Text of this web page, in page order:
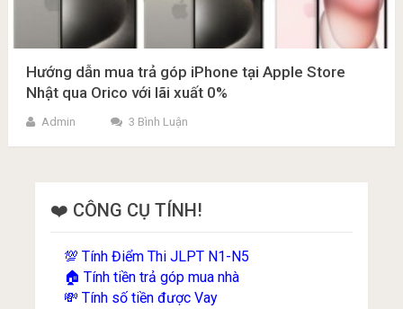
Hướng dẫn mua trả góp iPhone tại Apple Store
Nhật qua Orico với lãi xuất 0%
Admin 3 Bình Luận
❤️ CÔNG CỤ TÍNH!
💯Tính Điểm Thi JLPT N1-N5
🏠Tính tiền trả góp mua nhà
💸Tính số tiền được Vay